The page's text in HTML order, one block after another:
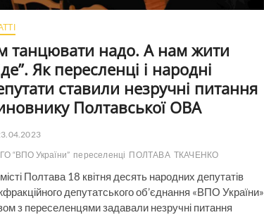
танцювати надо. А нам жити
Як пересленці і народні
ставили незручні питання
Полтавської ОВА
ГО “ВПО України” переселенці ПОЛТАВА ТКАЧЕНКО
Полтава 18 квітня десять народних депутатів
депутатського об’єднання «ВПО України»
з переселенцями задавали незручні питання